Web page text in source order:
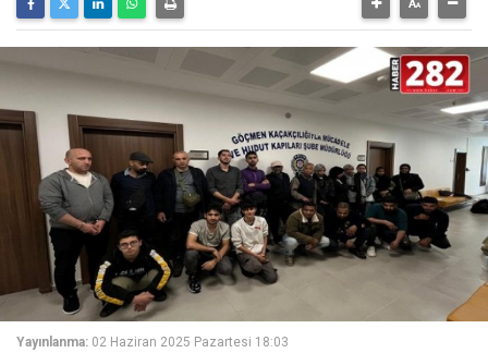
Yayınlanma: 02 Haziran 2025 Pazartesi 18:03